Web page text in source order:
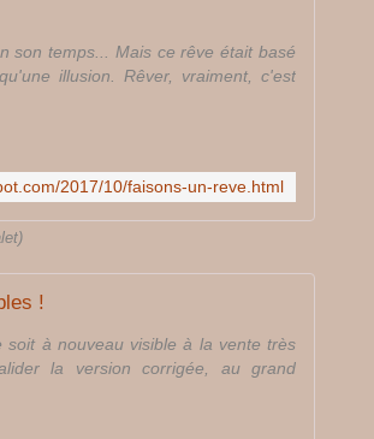
son temps... Mais ce rêve était basé
illusion. Rêver, vraiment, c'est
2017/10/faisons-un-reve.html
!
à nouveau visible à la vente très
la version corrigée, au grand